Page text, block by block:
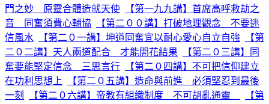
門之妙 原靈合體造就天使
【第一九九講】首席高呼救劫之
音 同奮須費心輔協
【第二００講】打破地理觀念 不要迷
信風水
【第二０一講】坤道同奮宜以耐心愛心自立自強
【第
二０二講】天人兩道配合 才能開花結果
【第二０三講】同
奮要能堅定信念 三思言行
【第二０四講】不可把信仰建立
在功利思想上
【第二０五講】造命與前進 必須堅忍到最後
一刻
【第二０六講】帝教有組織制度 不可胡亂通靈
【第